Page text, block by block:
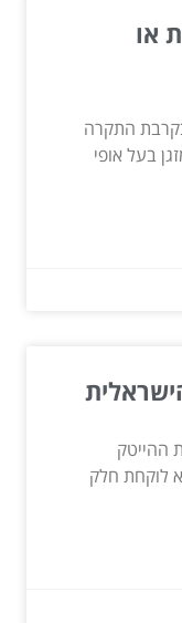
או
בקרבת התקרה
בעל אופי
ההייטק
לוקחת חלק